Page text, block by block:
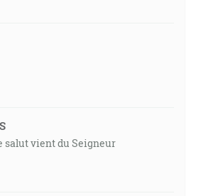
salut vient du Seigneur